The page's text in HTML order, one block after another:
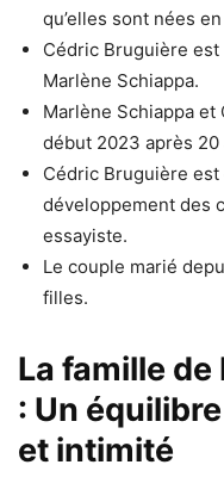
qu’elles sont nées
Cédric Bruguière
Marlène Schiappa.
Marlène Schiappa
début 2023 après
Cédric Bruguière
développement des
essayiste.
Le couple marié
filles.
La famille
: Un
et intimité